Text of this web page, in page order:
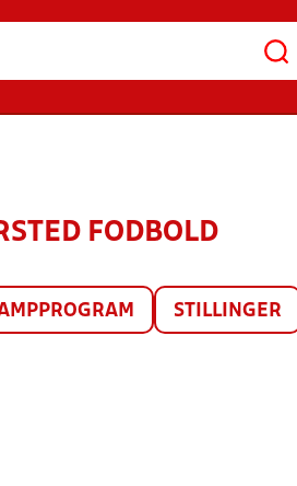
FODBOLD
STILLINGER